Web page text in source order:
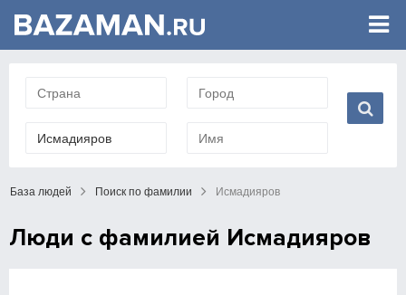
База людей Поиск по фамилии Исмадияров
Люди с фамилией Исмадияров